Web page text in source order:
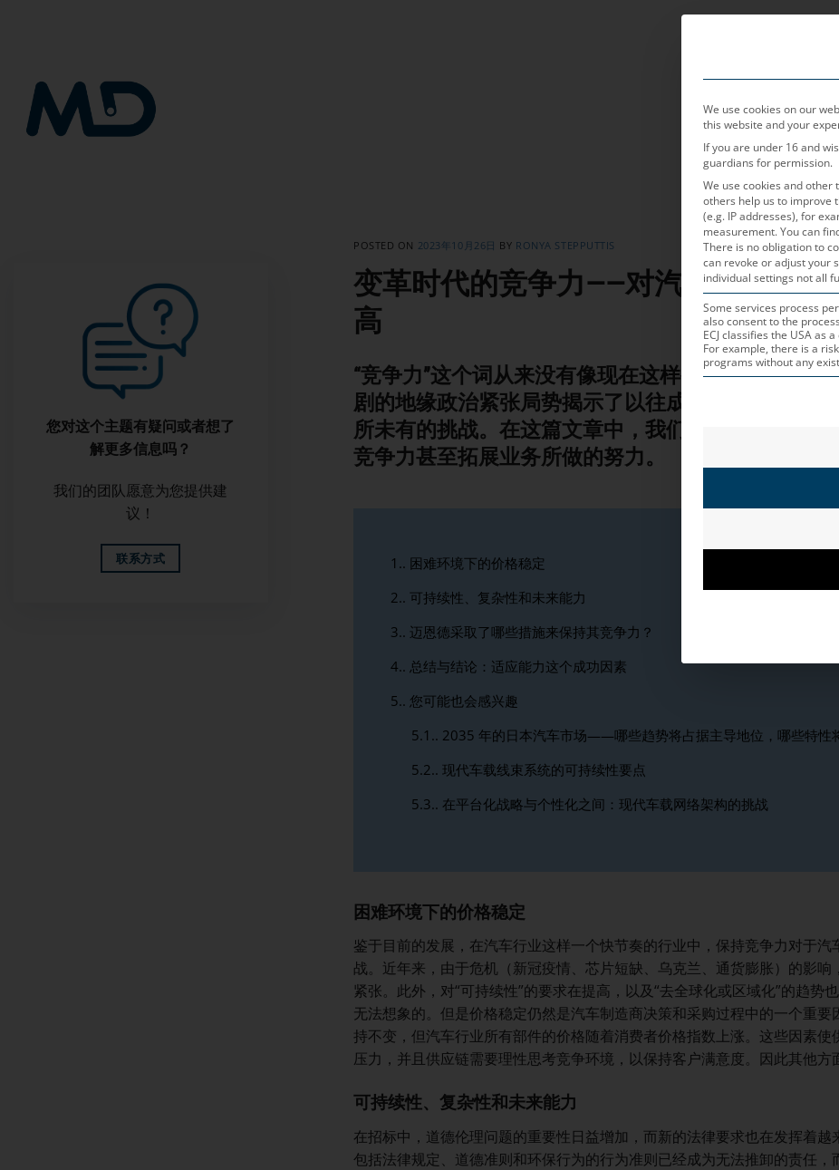
产品领域 产品
您对这个主题有疑问或者想了
解更多信息吗？
我们的团队愿意为您提供建
议！
联系方式
POSTED ON 2023年10月26日 BY RONYA STEPPUTTIS
变革时代的竞争力——对汽车零部件供
高
“竞争力”这个词从来没有像现在这样被赋予如此重
剧的地缘政治紧张局势揭示了以往成功模式的脆弱性
所未有的挑战。在这篇文章中，我们将探讨整个汽车
竞争力甚至拓展业务所做的努力。
1. 困难环境下的价格稳定
2. 可持续性、复杂性和未来能力
3. 迈恩德采取了哪些措施来保持其竞争力？
4. 总结与结论：适应能力这个成功因素
5. 您可能也会感兴趣
5.1. 2035 年的日本汽车市场——哪些趋势将占据主导地位，哪些特性
5.2. 现代车载线束系统的可持续性要点
5.3. 在平台化战略与个性化之间：现代车载网络架构的挑战
困难环境下的价格稳定
鉴于目前的发展，在汽车行业这样一个快节奏的行业中，保持竞争力对于
战。近年来，由于危机（新冠疫情、芯片短缺、乌克兰、通货膨胀）的影
紧张。此外，对“可持续性”的要求在提高，以及“去全球化或区域化”的趋势
无法想象的。但是价格稳定仍然是汽车制造商决策和采购过程中的一个重
持不变，但汽车行业所有部件的价格随着消费者价格指数上涨。这些因素
压力，并且供应链需要理性思考竞争环境，以保持客户满意度。因此其他方
可持续性、复杂性和未来能力
在招标中，道德伦理问题的重要性日益增加，而新的法律要求也在发挥着
包括法律规定、道德准则和环保行为的行为准则已经成为无法推卸的责任
We use cookies on our
this website and your
If you are under 16 and
guardians for permission.
We use cookies and other
others help us to improve
(e.g. IP addresses), for
measurement.You can
There is no obligation to
can revoke or adjust your
individual settings not all
Some services process
also consent to the
ECJ classifies the USA as
For example, there is a
programs without any
THE FOLLOWING